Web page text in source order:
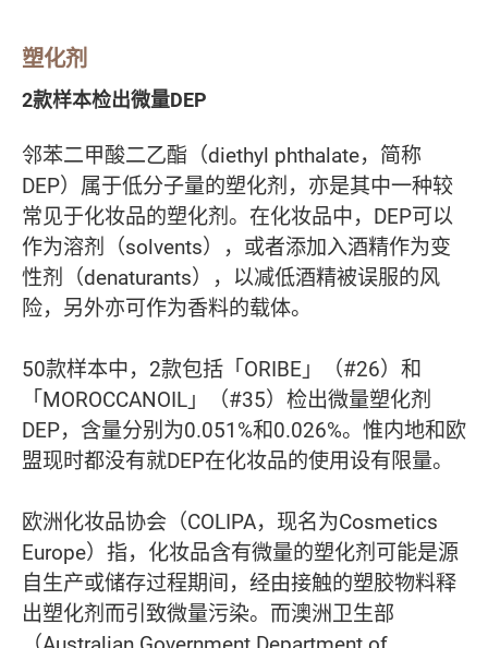
塑化剂
2款样本检出微量DEP
邻苯二甲酸二乙酯（diethyl phthalate，简称
DEP）属于低分子量的塑化剂，亦是其中一种较
常见于化妆品的塑化剂。在化妆品中，DEP可以
作为溶剂（solvents），或者添加入酒精作为变
性剂（denaturants），以减低酒精被误服的风
险，另外亦可作为香料的载体。
50款样本中，2款包括「ORIBE」（#26）和
「MOROCCANOIL」（#35）检出微量塑化剂
DEP，含量分别为0.051%和0.026%。惟内地和欧
盟现时都没有就DEP在化妆品的使用设有限量。
欧洲化妆品协会（COLIPA，现名为Cosmetics
Europe）指，化妆品含有微量的塑化剂可能是源
自生产或储存过程期间，经由接触的塑胶物料释
出塑化剂而引致微量污染。而澳洲卫生部